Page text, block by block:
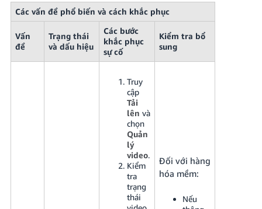
Các vấn đề phổ biến và cách khắc phục
Vấn
đề
Trạng thái
và dấu hiệu
Các bước
khắc phục
sự cố
Kiểm tra bổ
sung
Truy
cập
Tải
lên và
chọn
Quản
lý
video.
Kiểm
tra
trạng
thái
Đối với hàng
hóa mềm:
Nếu